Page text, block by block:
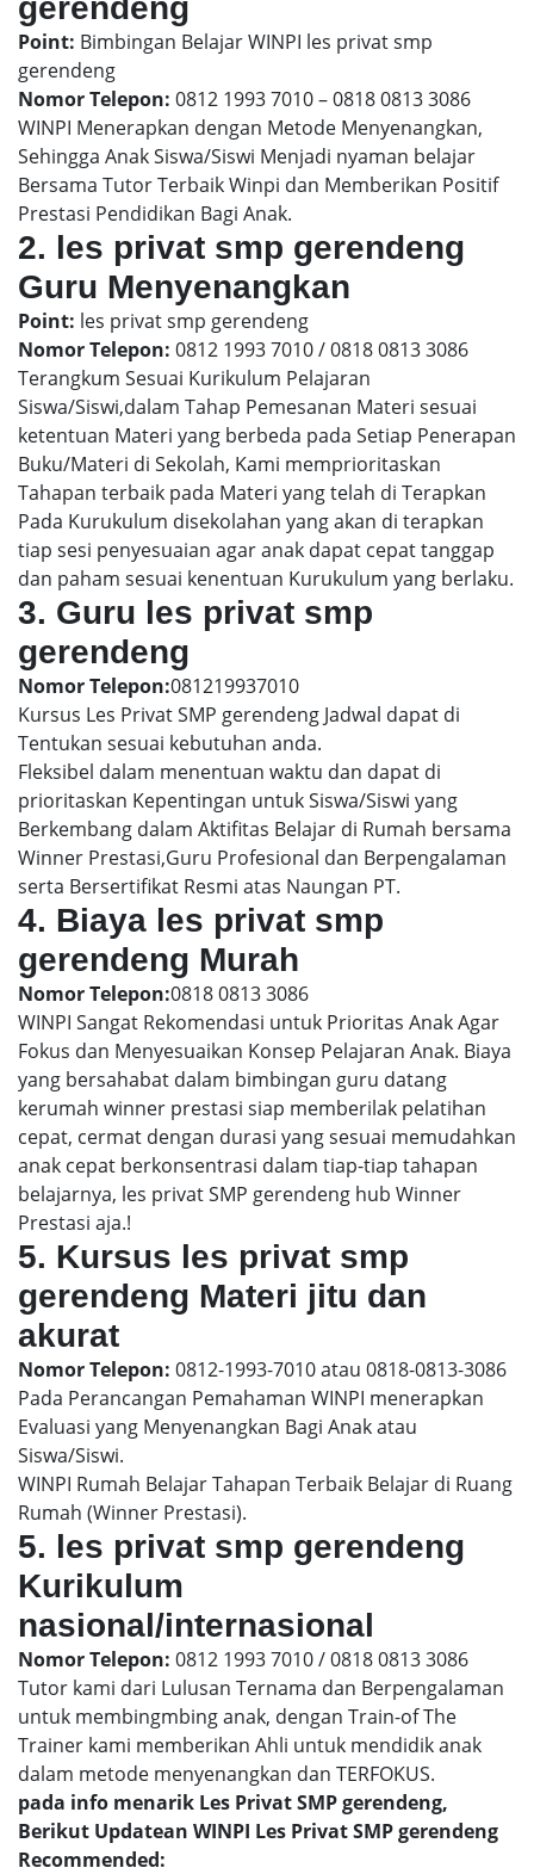
gerendeng
Point: Bimbingan Belajar WINPI les privat smp
gerendeng
Nomor Telepon: 0812 1993 7010 – 0818 0813 3086
WINPI Menerapkan dengan Metode Menyenangkan,
Sehingga Anak Siswa/Siswi Menjadi nyaman belajar
Bersama Tutor Terbaik Winpi dan Memberikan Positif
Prestasi Pendidikan Bagi Anak.
2. les privat smp gerendeng
Guru Menyenangkan
Point: les privat smp gerendeng
Nomor Telepon: 0812 1993 7010 / 0818 0813 3086
Terangkum Sesuai Kurikulum Pelajaran
Siswa/Siswi,dalam Tahap Pemesanan Materi sesuai
ketentuan Materi yang berbeda pada Setiap Penerapan
Buku/Materi di Sekolah, Kami memprioritaskan
Tahapan terbaik pada Materi yang telah di Terapkan
Pada Kurukulum disekolahan yang akan di terapkan
tiap sesi penyesuaian agar anak dapat cepat tanggap
dan paham sesuai kenentuan Kurukulum yang berlaku.
3. Guru les privat smp
gerendeng
Nomor Telepon:081219937010
Kursus Les Privat SMP gerendeng Jadwal dapat di
Tentukan sesuai kebutuhan anda.
Fleksibel dalam menentuan waktu dan dapat di
prioritaskan Kepentingan untuk Siswa/Siswi yang
Berkembang dalam Aktifitas Belajar di Rumah bersama
Winner Prestasi,Guru Profesional dan Berpengalaman
serta Bersertifikat Resmi atas Naungan PT.
4. Biaya les privat smp
gerendeng Murah
Nomor Telepon:0818 0813 3086
WINPI Sangat Rekomendasi untuk Prioritas Anak Agar
Fokus dan Menyesuaikan Konsep Pelajaran Anak. Biaya
yang bersahabat dalam bimbingan guru datang
kerumah winner prestasi siap memberilak pelatihan
cepat, cermat dengan durasi yang sesuai memudahkan
anak cepat berkonsentrasi dalam tiap-tiap tahapan
belajarnya, les privat SMP gerendeng hub Winner
Prestasi aja.!
5. Kursus les privat smp
gerendeng Materi jitu dan
akurat
Nomor Telepon: 0812-1993-7010 atau 0818-0813-3086
Pada Perancangan Pemahaman WINPI menerapkan
Evaluasi yang Menyenangkan Bagi Anak atau
Siswa/Siswi.
WINPI Rumah Belajar Tahapan Terbaik Belajar di Ruang
Rumah (Winner Prestasi).
5. les privat smp gerendeng
Kurikulum
nasional/internasional
Nomor Telepon: 0812 1993 7010 / 0818 0813 3086
Tutor kami dari Lulusan Ternama dan Berpengalaman
untuk membingmbing anak, dengan Train-of The
Trainer kami memberikan Ahli untuk mendidik anak
dalam metode menyenangkan dan TERFOKUS.
pada info menarik Les Privat SMP gerendeng,
Berikut Updatean WINPI Les Privat SMP gerendeng
Recommended: